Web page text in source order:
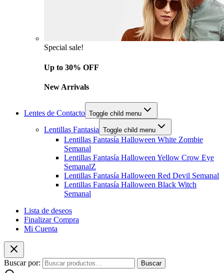
Special sale!
Up to 30% OFF
New Arrivals
Lentes de Contacto Toggle child menu
Lentillas Fantasia Toggle child menu
Lentillas Fantasía Halloween White Zombie
Semanal
Lentillas Fantasía Halloween Yellow Crow Eye
SemanalZ
Lentillas Fantasía Halloween Red Devil Semanal
Lentillas Fantasía Halloween Black Witch
Semanal
Lista de deseos
Finalizar Compra
Mi Cuenta
Buscar por: Buscar